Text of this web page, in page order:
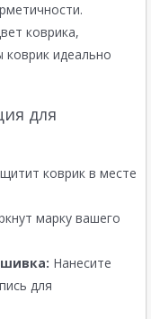
коврика,
идеально
для
коврик в месте
марку вашего
Нанесите
для